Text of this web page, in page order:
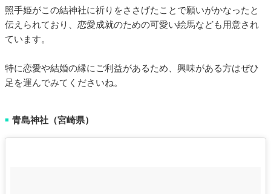
照手姫がこの結神社に祈りをささげたことで願いがかなったと
伝えられており、恋愛成就のための可愛い絵馬なども用意され
ています。
特に恋愛や結婚の縁にご利益があるため、興味がある方はぜひ
足を運んでみてくださいね。
■ 青島神社（宮崎県）